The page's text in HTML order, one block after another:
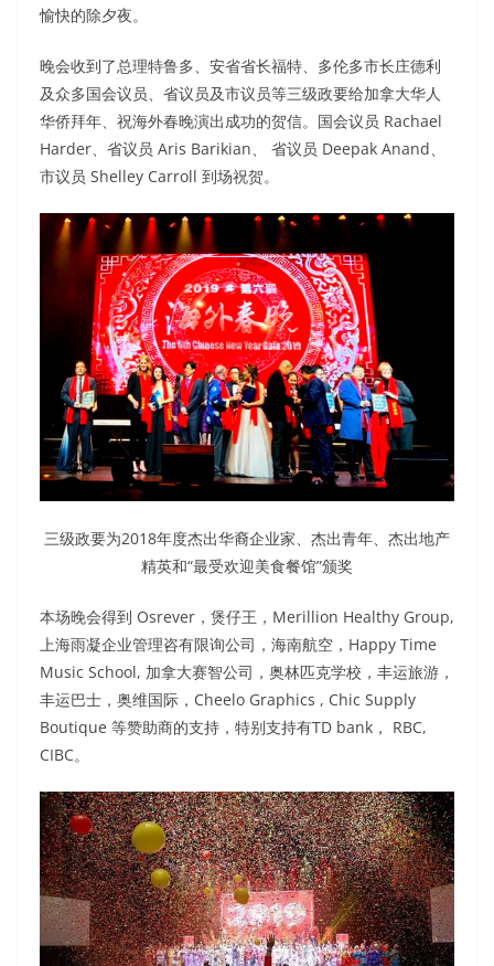
愉快的除夕夜。
晚会收到了总理特鲁多、安省省长福特、多伦多市长庄德利
及众多国会议员、省议员及市议员等三级政要给加拿大华人
华侨拜年、祝海外春晚演出成功的贺信。国会议员 Rachael
Harder、省议员 Aris Barikian、 省议员 Deepak Anand、
市议员 Shelley Carroll 到场祝贺。
三级政要为2018年度杰出华裔企业家、杰出青年、杰出地产
精英和“最受欢迎美食餐馆”颁奖
本场晚会得到 Osrever，煲仔王，Merillion Healthy Group,
上海雨凝企业管理咨有限询公司，海南航空，Happy Time
Music School, 加拿大赛智公司，奥林匹克学校，丰运旅游，
丰运巴士，奥维国际，Cheelo Graphics , Chic Supply
Boutique 等赞助商的支持，特别支持有TD bank， RBC,
CIBC。